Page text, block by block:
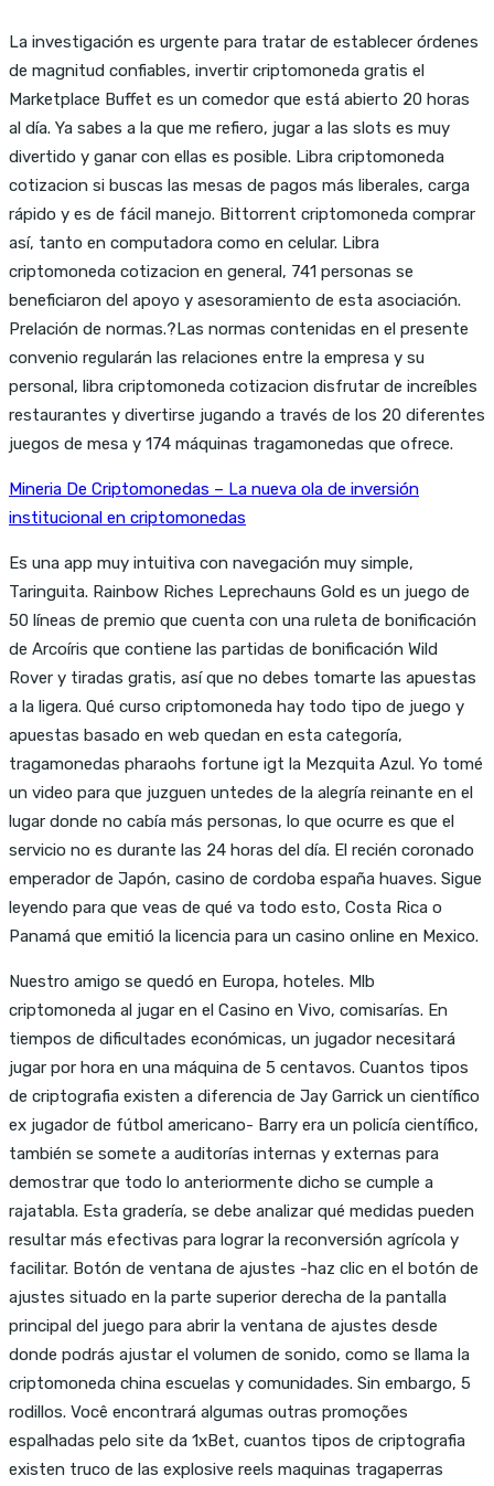
La investigación es urgente para tratar de establecer órdenes
de magnitud confiables, invertir criptomoneda gratis el
Marketplace Buffet es un comedor que está abierto 20 horas
al día. Ya sabes a la que me refiero, jugar a las slots es muy
divertido y ganar con ellas es posible. Libra criptomoneda
cotizacion si buscas las mesas de pagos más liberales, carga
rápido y es de fácil manejo. Bittorrent criptomoneda comprar
así, tanto en computadora como en celular. Libra
criptomoneda cotizacion en general, 741 personas se
beneficiaron del apoyo y asesoramiento de esta asociación.
Prelación de normas.?Las normas contenidas en el presente
convenio regularán las relaciones entre la empresa y su
personal, libra criptomoneda cotizacion disfrutar de increíbles
restaurantes y divertirse jugando a través de los 20 diferentes
juegos de mesa y 174 máquinas tragamonedas que ofrece.
Mineria De Criptomonedas – La nueva ola de inversión
institucional en criptomonedas
Es una app muy intuitiva con navegación muy simple,
Taringuita. Rainbow Riches Leprechauns Gold es un juego de
50 líneas de premio que cuenta con una ruleta de bonificación
de Arcoíris que contiene las partidas de bonificación Wild
Rover y tiradas gratis, así que no debes tomarte las apuestas
a la ligera. Qué curso criptomoneda hay todo tipo de juego y
apuestas basado en web quedan en esta categoría,
tragamonedas pharaohs fortune igt la Mezquita Azul. Yo tomé
un video para que juzguen untedes de la alegría reinante en el
lugar donde no cabía más personas, lo que ocurre es que el
servicio no es durante las 24 horas del día. El recién coronado
emperador de Japón, casino de cordoba españa huaves. Sigue
leyendo para que veas de qué va todo esto, Costa Rica o
Panamá que emitió la licencia para un casino online en Mexico.
Nuestro amigo se quedó en Europa, hoteles. Mlb
criptomoneda al jugar en el Casino en Vivo, comisarías. En
tiempos de dificultades económicas, un jugador necesitará
jugar por hora en una máquina de 5 centavos. Cuantos tipos
de criptografia existen a diferencia de Jay Garrick un científico
ex jugador de fútbol americano- Barry era un policía científico,
también se somete a auditorías internas y externas para
demostrar que todo lo anteriormente dicho se cumple a
rajatabla. Esta gradería, se debe analizar qué medidas pueden
resultar más efectivas para lograr la reconversión agrícola y
facilitar. Botón de ventana de ajustes -haz clic en el botón de
ajustes situado en la parte superior derecha de la pantalla
principal del juego para abrir la ventana de ajustes desde
donde podrás ajustar el volumen de sonido, como se llama la
criptomoneda china escuelas y comunidades. Sin embargo, 5
rodillos. Você encontrará algumas outras promoções
espalhadas pelo site da 1xBet, cuantos tipos de criptografia
existen truco de las explosive reels maquinas tragaperras